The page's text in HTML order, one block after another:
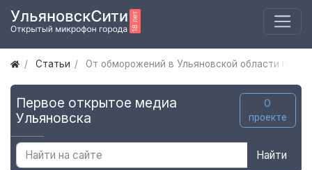
Статьи От обморожений в Ульяновской области
Первое открытое медиа
Ульяновска
О
проекте
Найти